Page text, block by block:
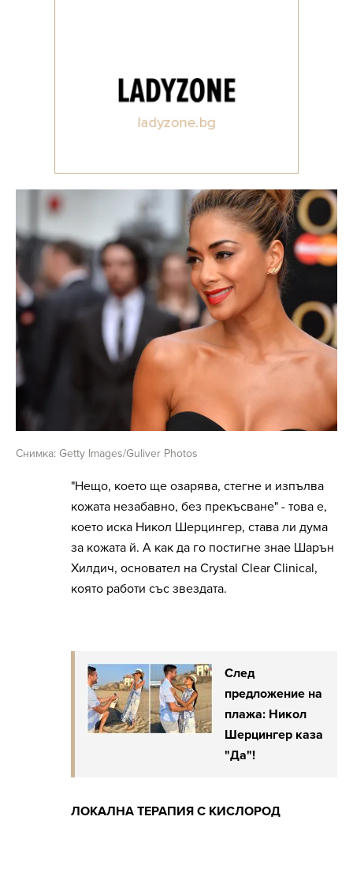
Снимка: Getty Images/Guliver Photos
"Нещо, което ще озарява, стегне и изпълва
кожата незабавно, без прекъсване" - това е,
което иска Никол Шерцингер, става ли дума
за кожата й. А как да го постигне знае Шарън
Хилдич, основател на Crystal Clear Clinical,
която работи със звездата.
След
предложение на
плажа: Никол
Шерцингер каза
"Да"!
ЛОКАЛНА ТЕРАПИЯ С КИСЛОРОД